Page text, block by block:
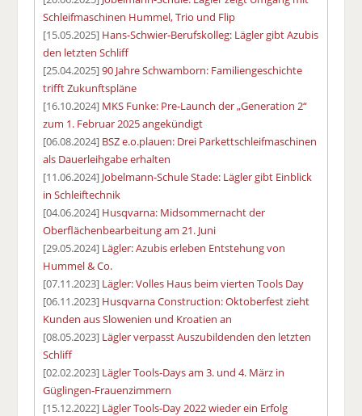
Schleifmaschinen Hummel, Trio und Flip
[15.05.2025] Hans-Schwier-Berufskolleg: Lägler gibt Azubis
den letzten Schliff
[25.04.2025]90 Jahre Schwamborn: Familiengeschichte
trifft Zukunftspläne
[16.10.2024] MKS Funke: Pre-Launch der „Generation 2“
zum 1. Februar 2025 angekündigt
[06.08.2024] BSZ e.o.plauen: Drei Parkettschleifmaschinen
als Dauerleihgabe erhalten
[11.06.2024] Jobelmann-Schule Stade: Lägler gibt Einblick
in Schleiftechnik
[04.06.2024] Husqvarna: Midsommernacht der
Oberflächenbearbeitung am 21. Juni
[29.05.2024] Lägler: Azubis erleben Entstehung von
Hummel & Co.
[07.11.2023] Lägler: Volles Haus beim vierten Tools Day
[06.11.2023] Husqvarna Construction: Oktoberfest zieht
Kunden aus Slowenien und Kroatien an
[08.05.2023] Lägler verpasst Auszubildenden den letzten
Schliff
[02.02.2023] Lägler Tools-Days am 3. und 4. März in
Güglingen-Frauenzimmern
[15.12.2022] Lägler Tools-Day 2022 wieder ein Erfolg